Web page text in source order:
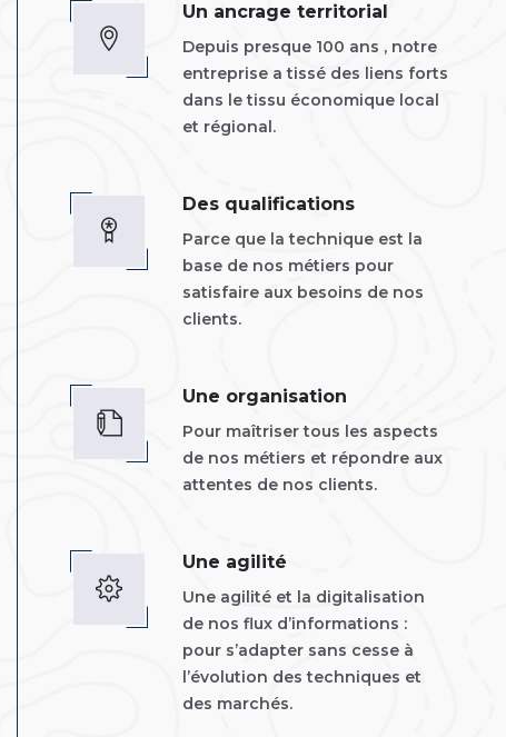
Un ancrage territorial
Depuis presque 100 ans , notre
entreprise a tissé des liens forts
dans le tissu économique local
et régional.
Des qualifications
Parce que la technique est la
base de nos métiers pour
satisfaire aux besoins de nos
clients.
Une organisation
Pour maîtriser tous les aspects
de nos métiers et répondre aux
attentes de nos clients.
Une agilité
Une agilité et la digitalisation
de nos flux d’informations :
pour s’adapter sans cesse à
l’évolution des techniques et
des marchés.